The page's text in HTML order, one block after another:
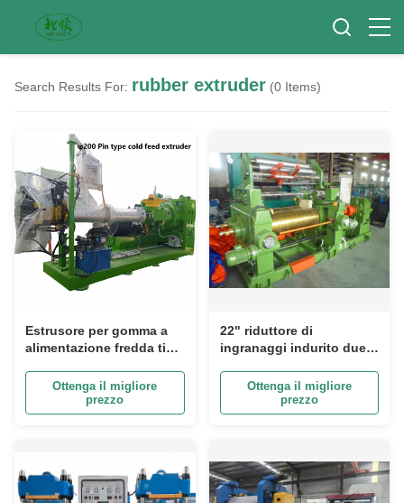
Search Results For: rubber extruder (0 Items)
Estrusore per gomma a
alimentazione fredda tipo
fogli di gomma,
battistrada per
pneumatici
Ottenga il migliore
prezzo
22" riduttore di
ingranaggi indurito due
miscelazione macchina
per la gomma di
miscelazione ISO
Ottenga il migliore
prezzo